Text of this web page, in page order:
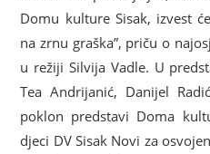
Domu kulture Sisak, izvest
na zrnu graška”, priču o
u režiji Silvija Vadle. U
Tea Andrijanić, Danijel
poklon predstavi Doma
djeci DV Sisak Novi za